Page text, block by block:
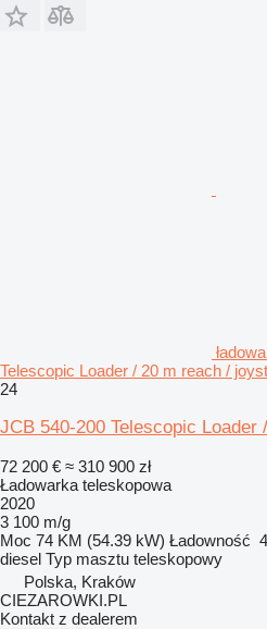
Telescopic Loader / 20 m reach /
24
JCB 540-200 Telescopic
72 200 € ≈ 310 900 zł
Ładowarka teleskopowa
2020
3 100 m/g
Moc 74 KM (54.39 kW) Ładowność
diesel Typ masztu teleskopowy
Polska, Kraków
CIEZAROWKI.PL
Kontakt z dealerem